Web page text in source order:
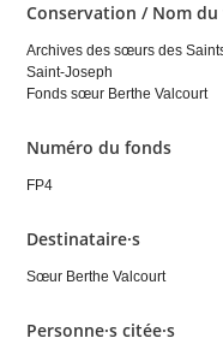
Conservation / Nom
Archives des sœurs des
Saint-Joseph
Fonds sœur Berthe Valcourt
Numéro du fonds
FP4
Destinataire·s
Sœur Berthe Valcourt
Personne·s citée·s